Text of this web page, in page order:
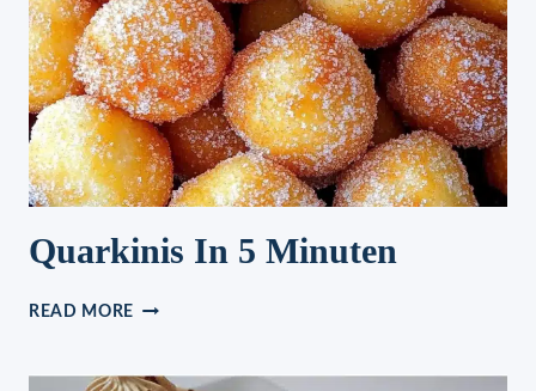
Quarkinis In 5 Minuten
READ MORE QUARKINIS
MINUTEN